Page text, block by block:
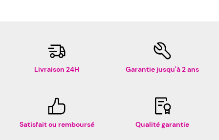
Livraison 24H Garantie jusqu'à 2 ans
Satisfait ou remboursé Qualité garantie